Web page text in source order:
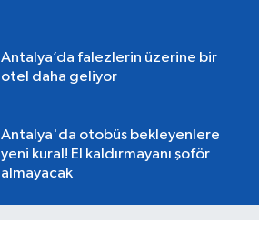
Antalya’da falezlerin üzerine bir
otel daha geliyor
Antalya'da otobüs bekleyenlere
yeni kural! El kaldırmayanı şoför
almayacak